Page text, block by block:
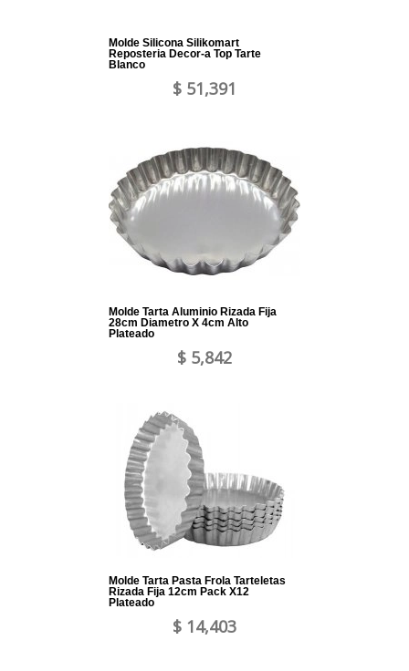
Molde Silicona Silikomart
Reposteria Decor-a Top Tarte
Blanco
$ 51,391
Molde Tarta Aluminio Rizada Fija
28cm Diametro X 4cm Alto
Plateado
$ 5,842
Molde Tarta Pasta Frola Tarteletas
Rizada Fija 12cm Pack X12
Plateado
$ 14,403